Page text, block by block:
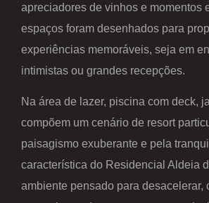
apreciadores de vinhos e momentos
espaços foram desenhados para
experiências memoráveis, seja em
intimistas ou grandes recepções.
Na área de lazer, piscina com deck,
compõem um cenário de resort
paisagismo exuberante e pela
característica do Residencial Aldeia
ambiente pensado para desacelerar,